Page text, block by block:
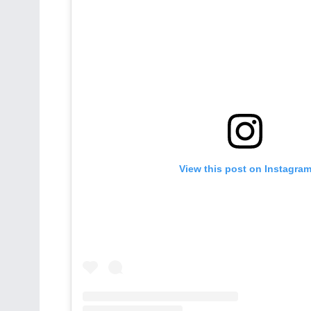
View this post on Instagram